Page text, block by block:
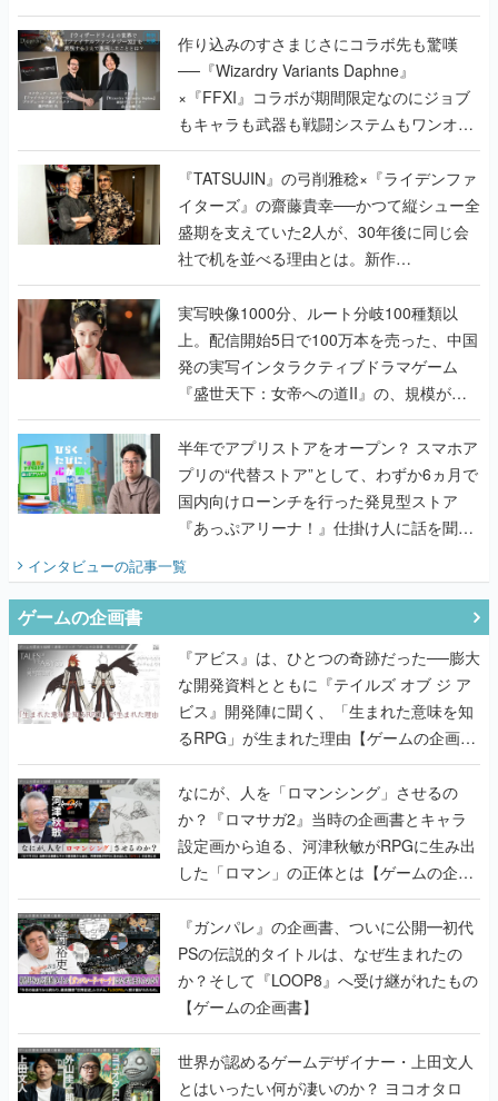
作り込みのすさまじさにコラボ先も驚嘆
──『Wizardry Variants Daphne』
×『FFXI』コラボが期間限定なのにジョブ
もキャラも武器も戦闘システムもワンオフ
で作り込まれた理由を両ディレクターに聞
く
『TATSUJIN』の弓削雅稔×『ライデンファ
イターズ』の齋藤貴幸──かつて縦シュー全
盛期を支えていた2人が、30年後に同じ会
社で机を並べる理由とは。新作
『TATSUJIN EXTREME』で初タッグを組
んだレジェンド2人に訊く開発秘話
実写映像1000分、ルート分岐100種類以
上。配信開始5日で100万本を売った、中国
発の実写インタラクティブドラマゲーム
『盛世天下：女帝への道II』の、規模が違
うこだわりをプロデューサーに聞いた
半年でアプリストアをオープン？ スマホア
プリの“代替ストア”として、わずか6ヵ月で
国内向けローンチを行った発見型ストア
『あっぷアリーナ！』仕掛け人に話を聞い
てみた
インタビューの記事一覧
ゲームの企画書
『アビス』は、ひとつの奇跡だった──膨大
な開発資料とともに『テイルズ オブ ジ ア
ビス』開発陣に聞く、「生まれた意味を知
るRPG」が生まれた理由【ゲームの企画
書】
なにが、人を「ロマンシング」させるの
か？『ロマサガ2』当時の企画書とキャラ
設定画から迫る、河津秋敏がRPGに生み出
した「ロマン」の正体とは【ゲームの企画
書】
『ガンパレ』の企画書、ついに公開━初代
PSの伝説的タイトルは、なぜ生まれたの
か？そして『LOOP8』へ受け継がれたもの
【ゲームの企画書】
世界が認めるゲームデザイナー・上田文人
とはいったい何が凄いのか？ ヨコオタロ